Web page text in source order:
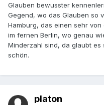
Glauben bewusster
Gegend, wo das Glauben so
Hamburg, das einen sehr
im fernen Berlin, wo genau
Minderzahl sind, da glaubt
schön.
platon